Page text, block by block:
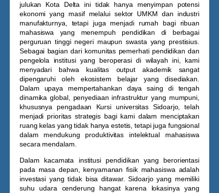
julukan Kota Delta ini tidak hanya menyimpan potensi
ekonomi yang masif melalui sektor UMKM dan industri
manufakturnya, tetapi juga menjadi rumah bagi ribuan
mahasiswa yang menempuh pendidikan di berbagai
perguruan tinggi negeri maupun swasta yang prestisius.
Sebagai bagian dari komunitas pemerhati pendidikan dan
pengelola institusi yang beroperasi di wilayah ini, kami
menyadari bahwa kualitas output akademik sangat
dipengaruhi oleh ekosistem belajar yang disediakan.
Dalam upaya mempertahankan daya saing di tengah
dinamika global, penyediaan infrastruktur yang mumpuni,
khususnya pengadaan Kursi universitas Sidoarjo, telah
menjadi prioritas strategis bagi kami dalam menciptakan
ruang kelas yang tidak hanya estetis, tetapi juga fungsional
dalam mendukung produktivitas intelektual mahasiswa
secara mendalam.
Dalam kacamata institusi pendidikan yang berorientasi
pada masa depan, kenyamanan fisik mahasiswa adalah
investasi yang tidak bisa ditawar. Sidoarjo yang memiliki
suhu udara cenderung hangat karena lokasinya yang